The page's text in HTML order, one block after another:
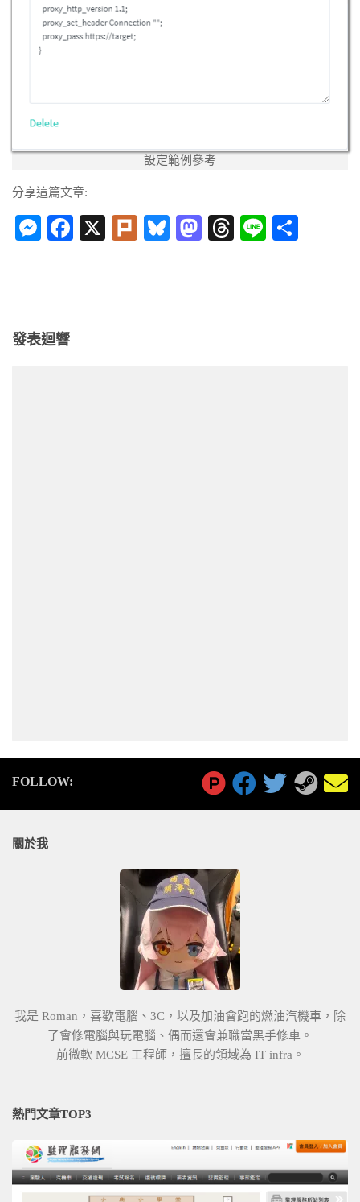
設定範例參考
分享這篇文章:
Messenger
Facebook
X PlurkBluesky
Mastodon
Threads
Line
發表迴響
FOLLOW:
關於我
我是 Roman，喜歡電腦、3C，以及加油會跑的燃油汽機車，除
了會修電腦與玩電腦、偶而還會兼職當黑手修車。
前微軟 MCSE 工程師，擅長的領域為 IT infra。
熱門文章TOP3